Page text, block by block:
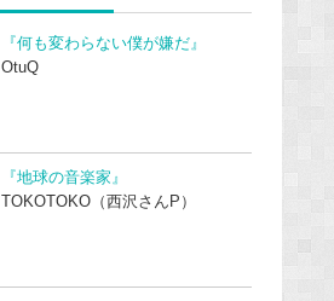
『何も変わらない僕が嫌だ』
OtuQ
『地球の音楽家』
TOKOTOKO（西沢さんP）